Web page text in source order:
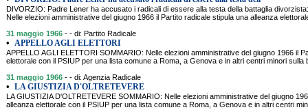
DIVORZIO: Padre Lener ha accusato i radicali di essere alla testa della battaglia
Nelle elezioni amministrative del giugno 1966 il Partito radicale stipula una alleanza
31 maggio 1966 - - di: Partito Radicale
• APPELLO AGLI ELETTORI
APPELLO AGLI ELETTORI SOMMARIO: Nelle elezioni amministrative del giugno 1966 il
elettorale con il PSIUP per una lista comune a Roma, a Genova e in altri centri minori sulla
31 maggio 1966 - - di: Agenzia Radicale
• LA GIUSTIZIA D'OLTRETEVERE
LA GIUSTIZIA D'OLTRETEVERE SOMMARIO: Nelle elezioni amministrative del giugno
alleanza elettorale con il PSIUP per una lista comune a Roma, a Genova e in altri centri